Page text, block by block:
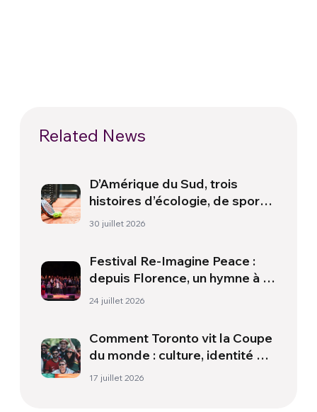
Related News
D’Amérique du Sud, trois
histoires d’écologie, de sport
et de santé
30 juillet 2026
Festival Re-Imagine Peace :
depuis Florence, un hymne à la
paix
24 juillet 2026
Comment Toronto vit la Coupe
du monde : culture, identité et
politique hors du terrain
17 juillet 2026